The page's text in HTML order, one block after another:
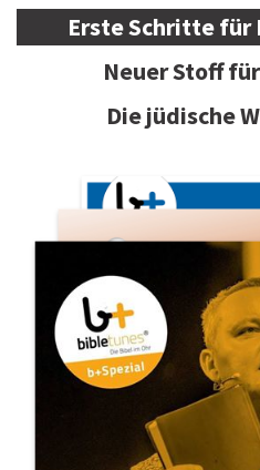
Erste Schritte
Neuer Stoff
Die jüdische